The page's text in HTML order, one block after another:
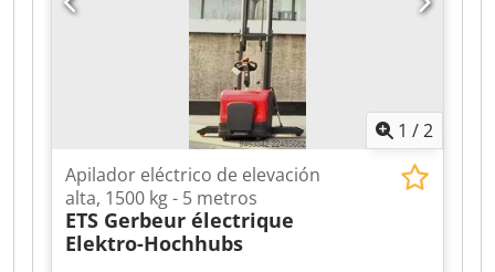
1 /2
Apilador eléctrico de elevación
alta, 1500 kg - 5 metros
ETS Gerbeur électrique
Elektro-Hochhubs